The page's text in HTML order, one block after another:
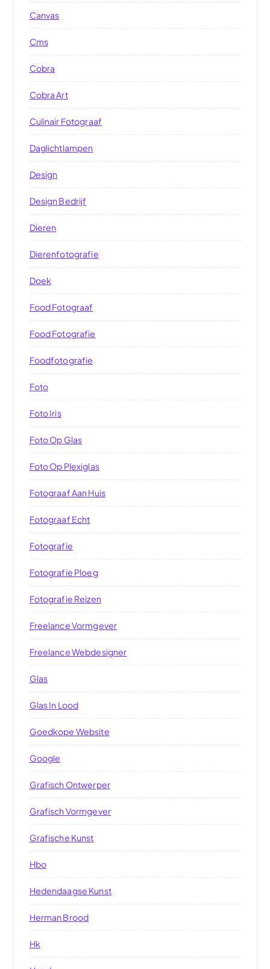
Canvas
Cms
Cobra
Cobra Art
Culinair Fotograaf
Daglichtlampen
Design
Design Bedrijf
Dieren
Dierenfotografie
Doek
Food Fotograaf
Food Fotografie
Foodfotografie
Foto
Foto Iris
Foto Op Glas
Foto Op Plexiglas
Fotograaf Aan Huis
Fotograaf Echt
Fotografie
Fotografie Ploeg
Fotografie Reizen
Freelance Vormgever
Freelance Webdesigner
Glas
Glas In Lood
Goedkope Website
Google
Grafisch Ontwerper
Grafisch Vormgever
Grafische Kunst
Hbo
Hedendaagse Kunst
Herman Brood
Hk